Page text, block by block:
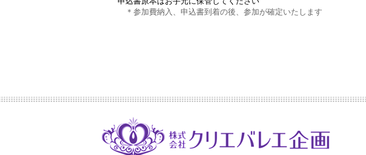
＊参加費納入、申込書到着の後、参加が確定いたします